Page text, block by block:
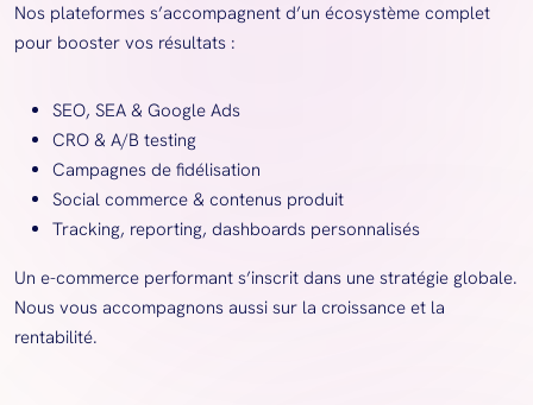
Nos plateformes s’accompagnent d’un écosystème complet
pour booster vos résultats :
SEO, SEA & Google Ads
CRO & A/B testing
Campagnes de fidélisation
Social commerce & contenus produit
Tracking, reporting, dashboards personnalisés
Un e-commerce performant s’inscrit dans une stratégie globale.
Nous vous accompagnons aussi sur la croissance et la
rentabilité.